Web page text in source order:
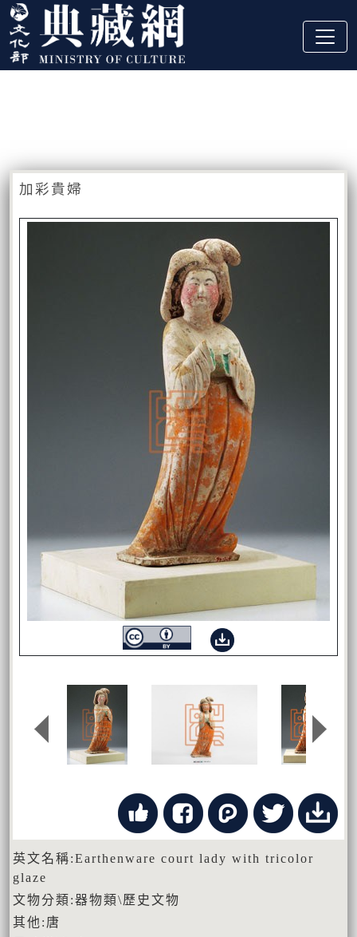
跳到主要內容
:::
加彩貴婦
英文名稱:Earthenware court lady with tricolor
glaze
文物分類:器物類\歷史文物
其他:唐